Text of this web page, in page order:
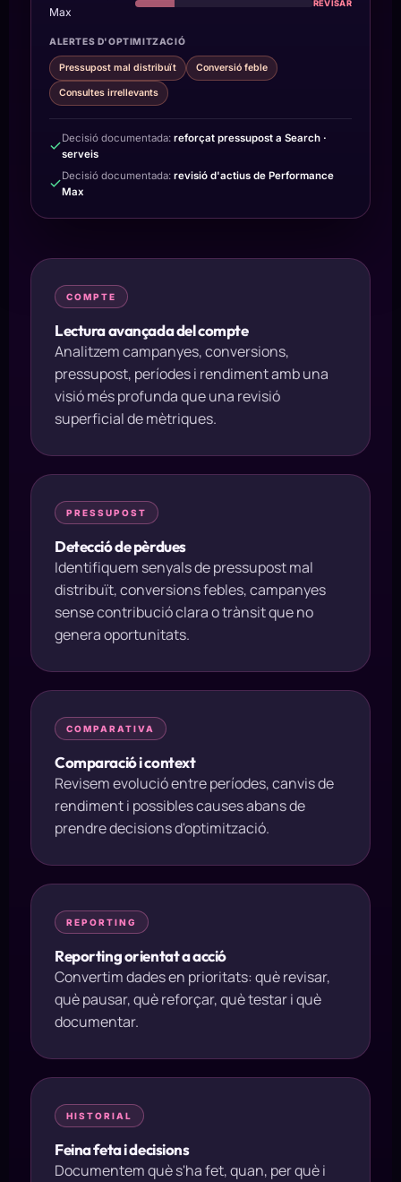
Max
REVISAR
ALERTES D'OPTIMITZACIÓ
Pressupost mal distribuït Conversió feble
Consultes irrellevants
Decisió documentada: reforçat pressupost a Search ·
serveis
Decisió documentada: revisió d'actius de Performance
Max
COMPTE
Lectura avançada del compte
Analitzem campanyes, conversions,
pressupost, períodes i rendiment amb una
visió més profunda que una revisió
superficial de mètriques.
PRESSUPOST
Detecció de pèrdues
Identifiquem senyals de pressupost mal
distribuït, conversions febles, campanyes
sense contribució clara o trànsit que no
genera oportunitats.
COMPARATIVA
Comparació i context
Revisem evolució entre períodes, canvis de
rendiment i possibles causes abans de
prendre decisions d'optimització.
REPORTING
Reporting orientat a acció
Convertim dades en prioritats: què revisar,
què pausar, què reforçar, què testar i què
documentar.
HISTORIAL
Feina feta i decisions
Documentem què s'ha fet, quan, per què i